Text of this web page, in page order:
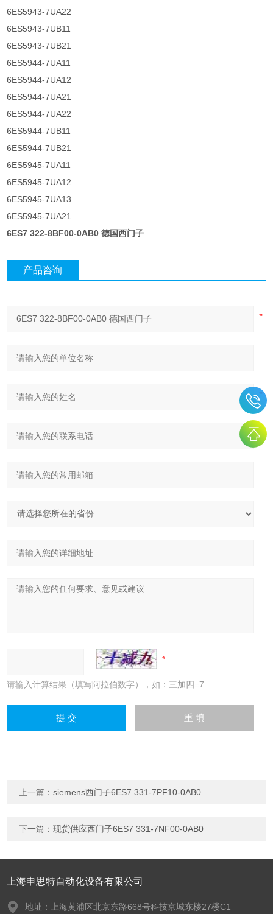
6ES5943-7UA22
6ES5943-7UB11
6ES5943-7UB21
6ES5944-7UA11
6ES5944-7UA12
6ES5944-7UA21
6ES5944-7UA22
6ES5944-7UB11
6ES5944-7UB21
6ES5945-7UA11
6ES5945-7UA12
6ES5945-7UA13
6ES5945-7UA21
6ES7 322-8BF00-0AB0 德国西门子
产品咨询
请输入计算结果（填写阿拉伯数字），如：三加四=7
上一篇：siemens西门子6ES7 331-7PF10-0AB0
下一篇：现货供应西门子6ES7 331-7NF00-0AB0
上海申思特自动化设备有限公司
地址：上海黄浦区北京东路668号科技京城东楼27楼C1